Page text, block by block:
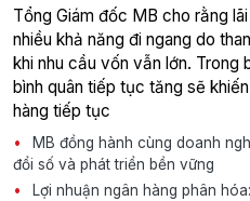
Tổng Giám đốc MB cho rằng
nhiều khả năng đi ngang do
khi nhu cầu vốn vẫn lớn. Trong
bình quân tiếp tục tăng sẽ
hàng tiếp tục
MB đồng hành cùng doanh
đổi số và phát triển bền vững
Lợi nhuận ngân hàng phân